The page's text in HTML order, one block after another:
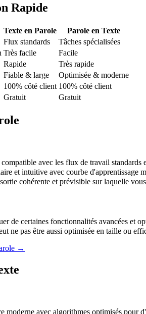
Rapide
Texte en Parole
Parole en Texte
Flux standards
Tâches spécialisées
Très facile
Facile
Rapide
Très rapide
Fiable & large
Optimisée & moderne
100% côté client 100% côté client
Gratuit Gratuit
avec les flux de travail
et intuitive avec courbe d'apprentissage
cohérente et prévisible sur laquelle
de certaines fonctionnalités avancées et
ne pas être aussi optimisée en taille ou
→
moderne avec algorithmes optimisés pour